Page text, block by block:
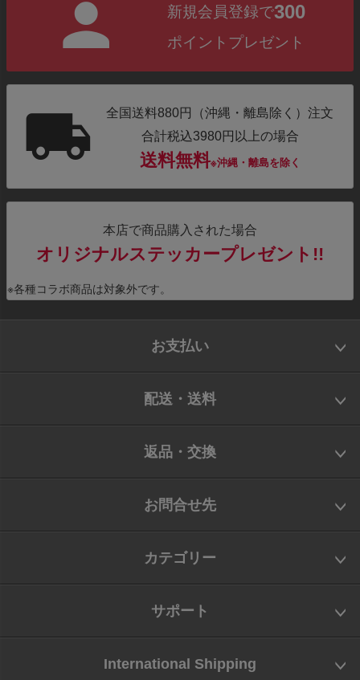
新規会員登録で300
ポイントプレゼント
全国送料880円（沖縄・離島除く）注文
合計税込3980円以上の場合
送料無料※沖縄・離島を除く
本店で商品購入された場合
オリジナルステッカープレゼント!!
※各種コラボ商品は対象外です。
お支払い
配送・送料
返品・交換
お問合せ先
カテゴリー
サポート
International Shipping